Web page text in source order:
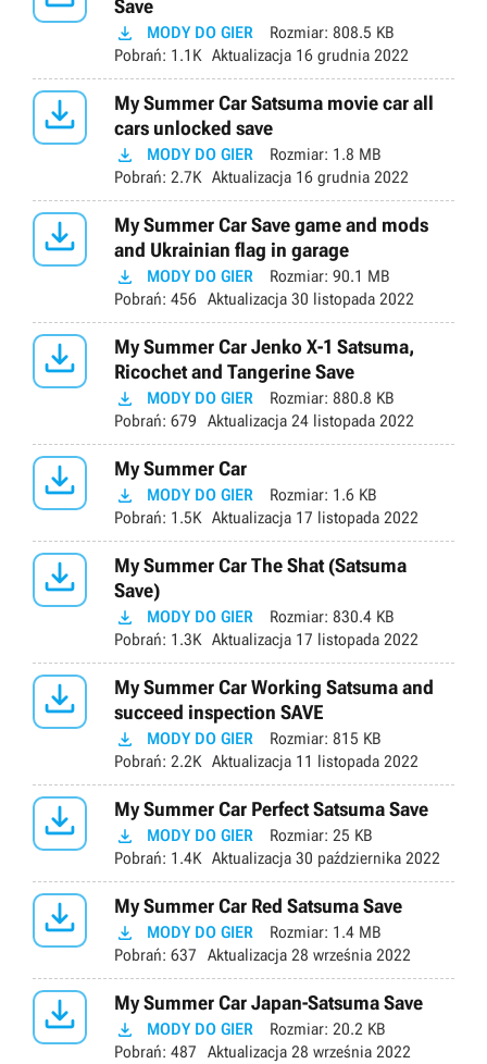
Save
 MODY DO GIER Rozmiar: 808.5 KB
Pobrań: 1.1K Aktualizacja 16 grudnia 2022

My Summer Car Satsuma movie car all
cars unlocked save
 MODY DO GIER Rozmiar: 1.8 MB
Pobrań: 2.7K Aktualizacja 16 grudnia 2022

My Summer Car Save game and mods
and Ukrainian flag in garage
 MODY DO GIER Rozmiar: 90.1 MB
Pobrań: 456 Aktualizacja 30 listopada 2022

My Summer Car Jenko X-1 Satsuma,
Ricochet and Tangerine Save
 MODY DO GIER Rozmiar: 880.8 KB
Pobrań: 679 Aktualizacja 24 listopada 2022
 My Summer Car
 MODY DO GIER Rozmiar: 1.6 KB
Pobrań: 1.5K Aktualizacja 17 listopada 2022

My Summer Car The Shat (Satsuma
Save)
 MODY DO GIER Rozmiar: 830.4 KB
Pobrań: 1.3K Aktualizacja 17 listopada 2022

My Summer Car Working Satsuma and
succeed inspection SAVE
 MODY DO GIER Rozmiar: 815 KB
Pobrań: 2.2K Aktualizacja 11 listopada 2022
 My Summer Car Perfect Satsuma Save
 MODY DO GIER Rozmiar: 25 KB
Pobrań: 1.4K Aktualizacja 30 października 2022
 My Summer Car Red Satsuma Save
 MODY DO GIER Rozmiar: 1.4 MB
Pobrań: 637 Aktualizacja 28 września 2022
 My Summer Car Japan-Satsuma Save
 MODY DO GIER Rozmiar: 20.2 KB
Pobrań: 487 Aktualizacja 28 września 2022